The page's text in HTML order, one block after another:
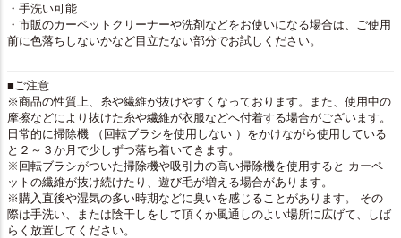
・手洗い可能
・市販のカーペットクリーナーや洗剤などをお使いになる場合は、ご使用
前に色落ちしないかなど目立たない部分でお試しください。
■ご注意
※商品の性質上、糸や繊維が抜けやすくなっております。また、使用中の
摩擦などにより抜けた糸や繊維が衣服などへ付着する場合がございます。
日常的に掃除機 （回転ブラシを使用しない ）をかけながら使用している
と２～３か月で少しずつ落ち着いてきます。
※回転ブラシがついた掃除機や吸引力の高い掃除機を使用すると カーペ
ットの繊維が抜け続けたり、遊び毛が増える場合があります。
※購入直後や湿気の多い時期などに臭いを感じることがあります。 その
際は手洗い、または陰干しをして頂くか風通しのよい場所に広げて、しば
らく放置してください。